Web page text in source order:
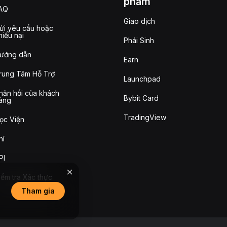
yêu cầu hoặc
nại
dẫn
Tâm Hỗ Trợ
hồi của khách
Viện
tra Xác thực
Giao dịch
Phái Sinh
Earn
Launchpad
Bybit Card
TradingView
Tham gia